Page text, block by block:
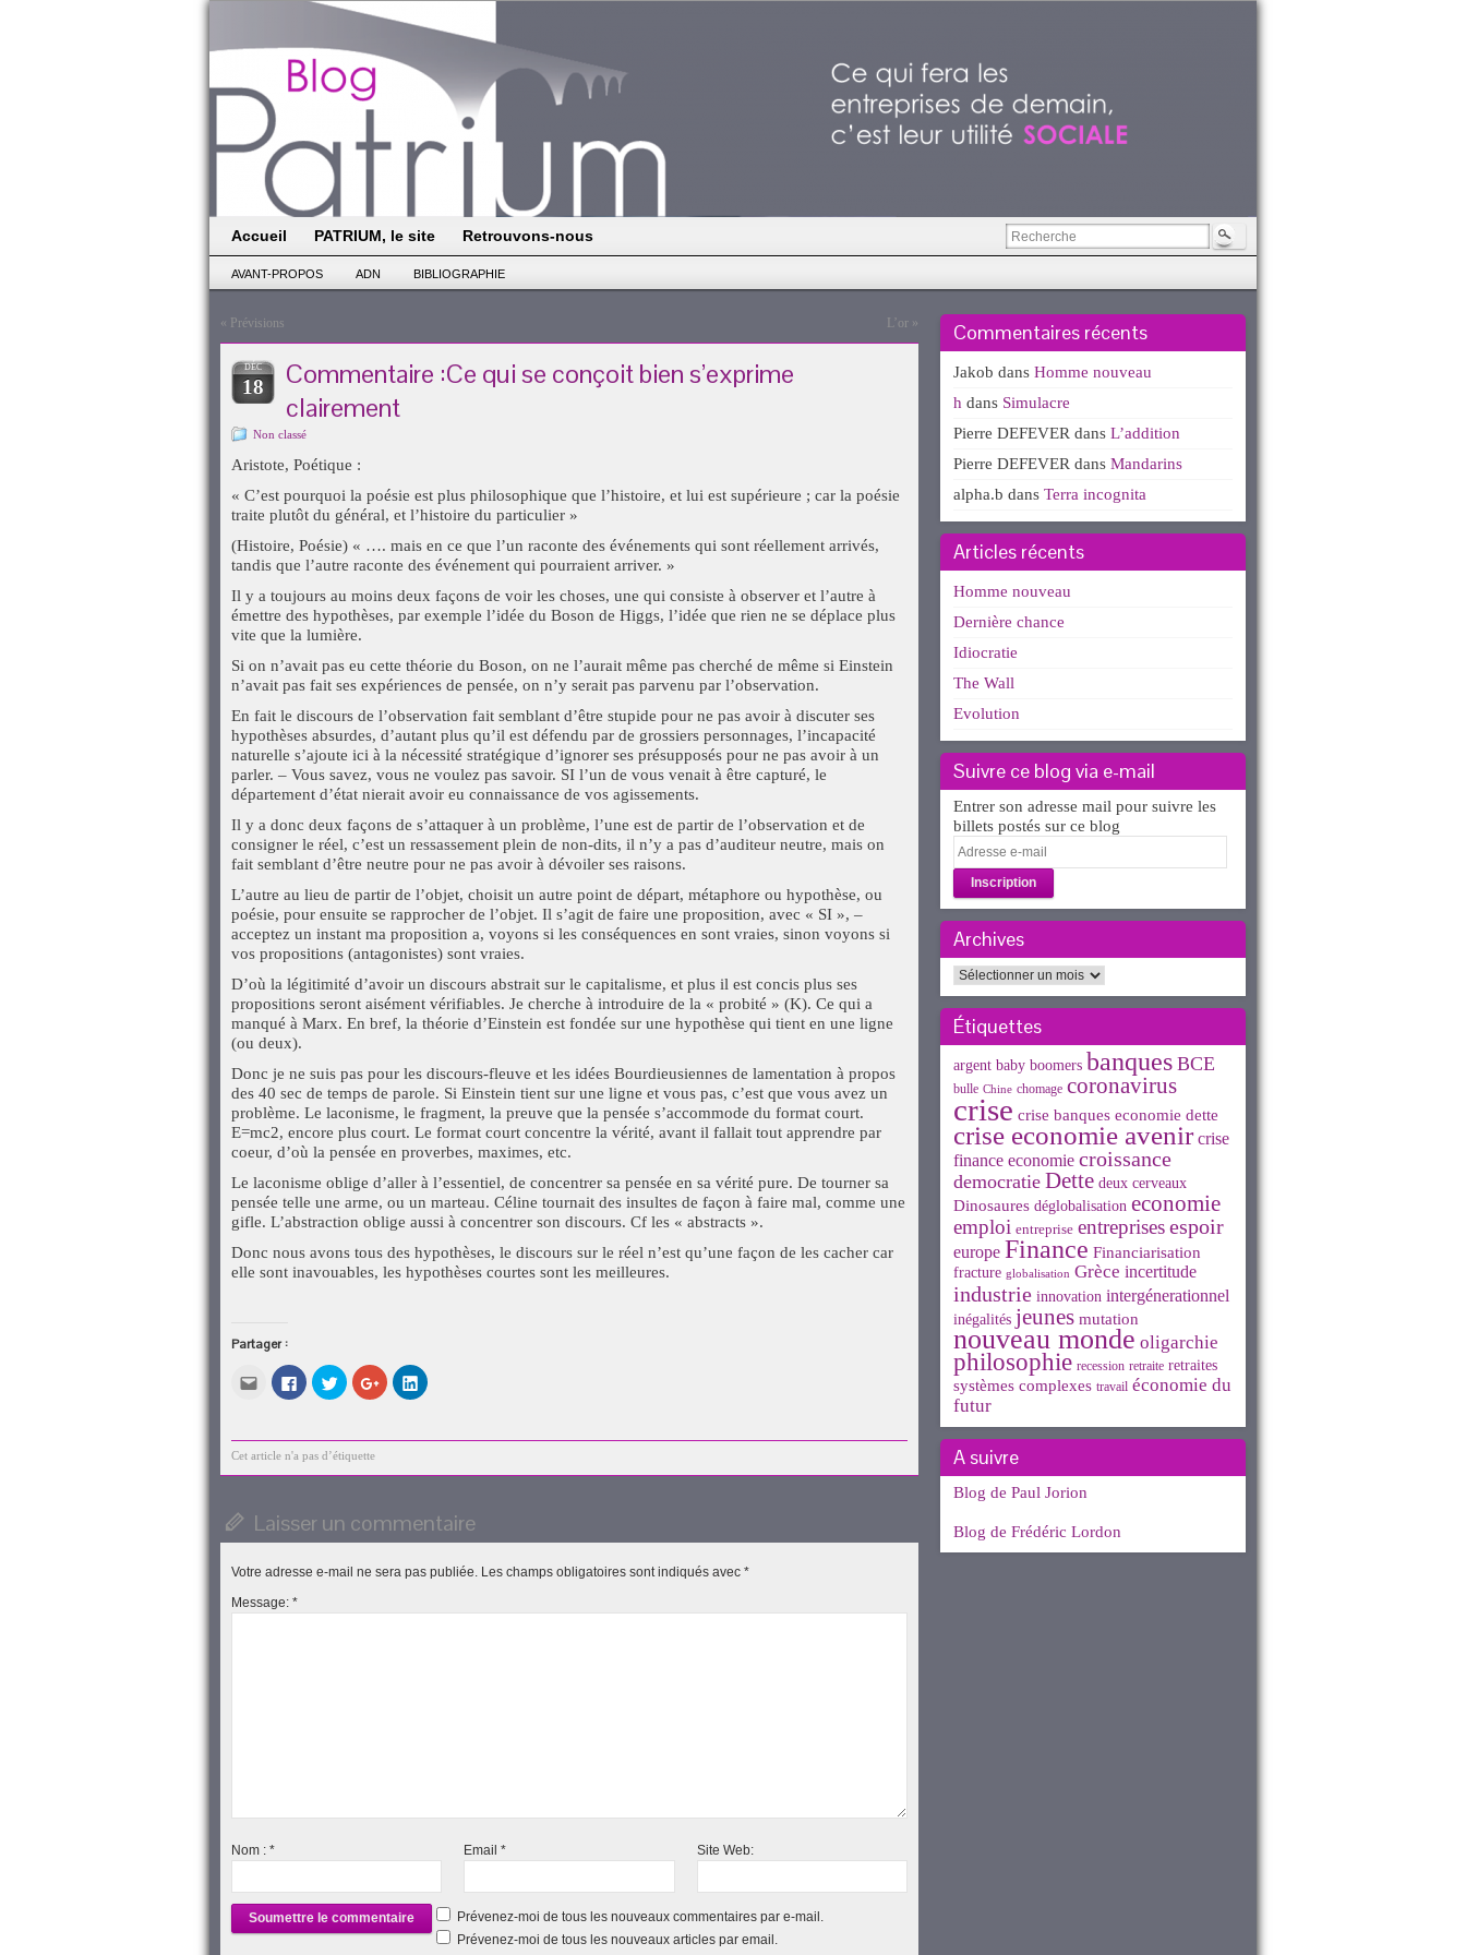
Accueil PATRIUM, le site Retrouvons-nous
AVANT-PROPOS ADN BIBLIOGRAPHIE
« Prévisions L’or »
DÉC
18
Commentaire :Ce qui se conçoit bien s’exprime
clairement
Non classé
Aristote, Poétique :
« C’est pourquoi la poésie est plus philosophique que l’histoire, et lui est supérieure ; car la poésie
traite plutôt du général, et l’histoire du particulier »
(Histoire, Poésie) « …. mais en ce que l’un raconte des événements qui sont réellement arrivés,
tandis que l’autre raconte des événement qui pourraient arriver. »
Il y a toujours au moins deux façons de voir les choses, une qui consiste à observer et l’autre à
émettre des hypothèses, par exemple l’idée du Boson de Higgs, l’idée que rien ne se déplace plus
vite que la lumière.
Si on n’avait pas eu cette théorie du Boson, on ne l’aurait même pas cherché de même si Einstein
n’avait pas fait ses expériences de pensée, on n’y serait pas parvenu par l’observation.
En fait le discours de l’observation fait semblant d’être stupide pour ne pas avoir à discuter ses
hypothèses absurdes, d’autant plus qu’il est défendu par de grossiers personnages, l’incapacité
naturelle s’ajoute ici à la nécessité stratégique d’ignorer ses présupposés pour ne pas avoir à un
parler. – Vous savez, vous ne voulez pas savoir. SI l’un de vous venait à être capturé, le
département d’état nierait avoir eu connaissance de vos agissements.
Il y a donc deux façons de s’attaquer à un problème, l’une est de partir de l’observation et de
consigner le réel, c’est un ressassement plein de non-dits, il n’y a pas d’auditeur neutre, mais on
fait semblant d’être neutre pour ne pas avoir à dévoiler ses raisons.
L’autre au lieu de partir de l’objet, choisit un autre point de départ, métaphore ou hypothèse, ou
poésie, pour ensuite se rapprocher de l’objet. Il s’agit de faire une proposition, avec « SI », –
acceptez un instant ma proposition a, voyons si les conséquences en sont vraies, sinon voyons si
vos propositions (antagonistes) sont vraies.
D’où la légitimité d’avoir un discours abstrait sur le capitalisme, et plus il est concis plus ses
propositions seront aisément vérifiables. Je cherche à introduire de la « probité » (K). Ce qui a
manqué à Marx. En bref, la théorie d’Einstein est fondée sur une hypothèse qui tient en une ligne
(ou deux).
Donc je ne suis pas pour les discours-fleuve et les idées Bourdieusiennes de lamentation à propos
des 40 sec de temps de parole. Si Einstein tient sur une ligne et vous pas, c’est que vous avez un
problème. Le laconisme, le fragment, la preuve que la pensée s’accommode du format court.
E=mc2, encore plus court. Le format court concentre la vérité, avant il fallait tout apprendre par
coeur, d’où la pensée en proverbes, maximes, etc.
Le laconisme oblige d’aller à l’essentiel, de concentrer sa pensée en sa vérité pure. De tourner sa
pensée telle une arme, ou un marteau. Céline tournait des insultes de façon à faire mal, comme une
gifle. L’abstraction oblige aussi à concentrer son discours. Cf les « abstracts ».
Donc nous avons tous des hypothèses, le discours sur le réel n’est qu’une façon de les cacher car
elle sont inavouables, les hypothèses courtes sont les meilleures.
Partager :
Cliquez
pour
envoyer
mail
à
nouvelle
fenêtre)
Cliquez
pour
partager
dans
une
Cliquez
pour
partager
dans
une
Cliquez
pour
partager
(ouvre
Cliquez
pour
dans
Cet article n'a pas d’étiquette
Laisser un commentaire
Votre adresse e-mail ne sera pas publiée. Les champs obligatoires sont indiqués avec *
Message: *
Nom : * Email* Site Web:
Prévenez-moi de tous les nouveaux commentaires par e-mail.
Prévenez-moi de tous les nouveaux articles par email.
Commentaires récents
Jakob dans Homme nouveau
h dans Simulacre
Pierre DEFEVER dans L’addition
Pierre DEFEVER dans Mandarins
alpha.b dans Terra incognita
Articles récents
Homme nouveau
Dernière chance
Idiocratie
The Wall
Evolution
Suivre ce blog via e-mail
Entrer son adresse mail pour suivre les
billets postés sur ce blog
Adresse
e-
mail
Archives
Archives
Étiquettes
argent baby boomers banques BCE
bulle Chine chomage coronavirus
crise crise banques economie dette
crise economie avenir crise
finance economie croissance
democratie Dette deux cerveaux
Dinosaures déglobalisation economie
emploi entreprise entreprisesespoir
europe Finance Financiarisation
fracture globalisation Grèce incertitude
industrie innovation intergénerationnel
inégalités jeunes mutation
nouveau monde oligarchie
philosophie recession retraite retraites
systèmes complexes travail économie du
futur
A suivre
Blog de Paul Jorion
Blog de Frédéric Lordon